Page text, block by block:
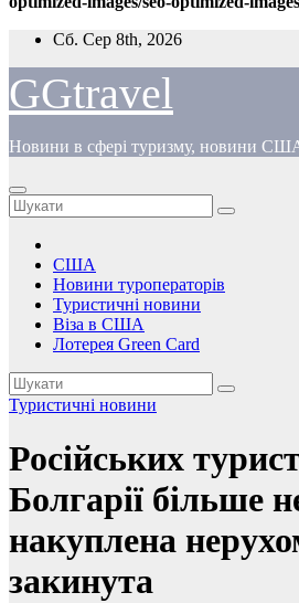
Перейти
вмісту
Сб. Сер 8th, 2026
GGtravel
Новини в сфері туризму, новини США
США
Новини туроператорів
Туристичні новини
Віза в США
Лотерея Green Card
Туристичні новини
Російських
Болгарії більше
накуплена
закинута